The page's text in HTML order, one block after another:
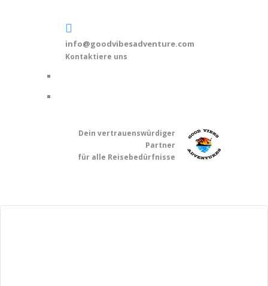
info@goodvibesadventure.com
Kontaktiere uns
Dein vertrauenswürdiger
Partner
für alle Reisebedürfnisse